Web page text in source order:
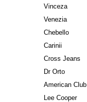
Vinceza
Venezia
Chebello
Carinii
Cross Jeans
Dr Orto
American Club
Lee Cooper